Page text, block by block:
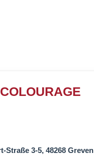
Straße 3-5, 48268 Greven